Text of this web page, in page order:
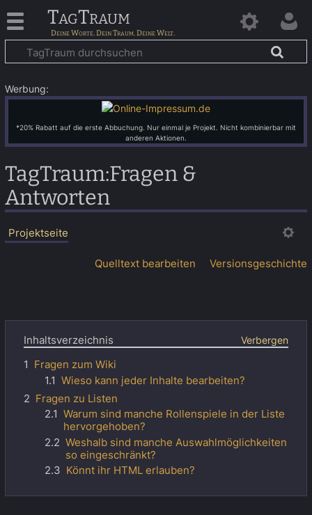
TagTraum
Werbung:
*20% Rabatt auf die erste Abbuchung. Nur einmal je Projekt. Nicht kombinierbar mit
anderen Aktionen.
TagTraum:Fragen &
Antworten
Projektseite
Quelltext bearbeiten Versionsgeschichte
Inhaltsverzeichnis
1 Fragen zum Wiki
1.1 Wieso kann jeder Inhalte bearbeiten?
2 Fragen zu Listen
2.1 Warum sind manche Rollenspiele in der Liste
hervorgehoben?
2.2 Weshalb sind manche Auswahlmöglichkeiten
so eingeschränkt?
2.3 Könnt ihr HTML erlauben?